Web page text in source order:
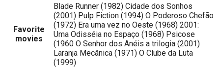
Favorite
movies
Blade Runner (1982) Cidade dos Sonhos
(2001) Pulp Fiction (1994) O Poderoso Chefão
(1972) Era uma vez no Oeste (1968) 2001:
Uma Odisséia no Espaço (1968) Psicose
(1960 O Senhor dos Anéis a trilogia (2001)
Laranja Mecânica (1971) O Clube da Luta
(1999)